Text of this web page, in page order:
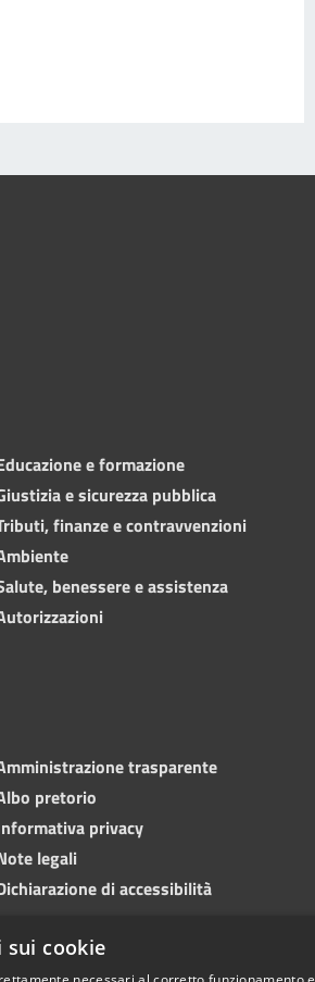
e formazione
e sicurezza pubblica
finanze e contravvenzioni
benessere e assistenza
trasparente
pretorio
privacy
legali
di accessibilità
cookie